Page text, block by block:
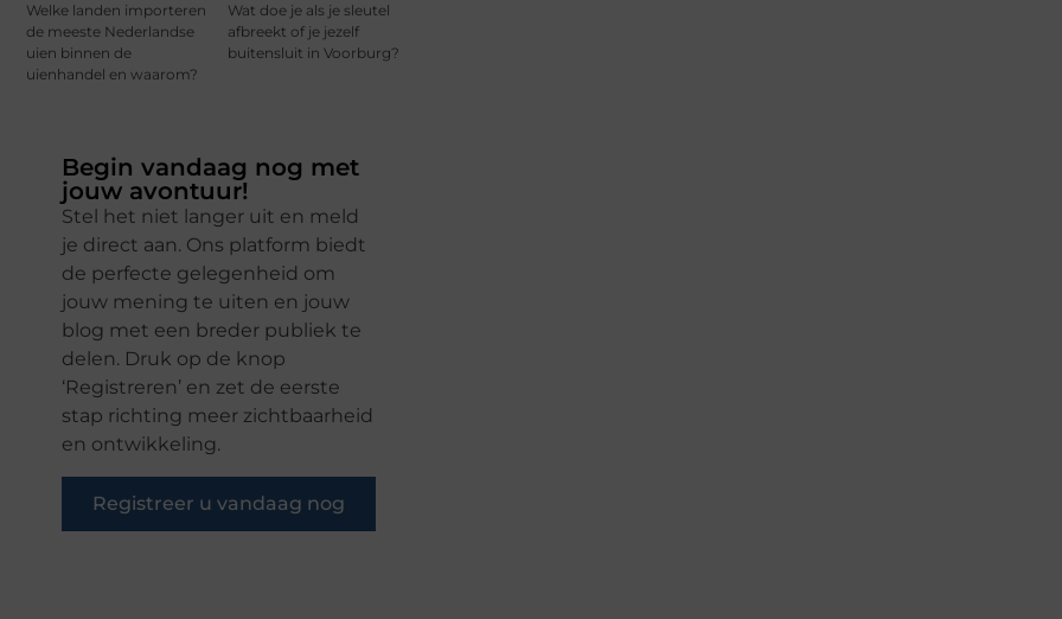
Welke landen importeren
de meeste Nederlandse
uien binnen de
uienhandel en waarom?
Wat doe je als je sleutel
afbreekt of je jezelf
buitensluit in Voorburg?
Begin vandaag nog met
jouw avontuur!
Stel het niet langer uit en meld
je direct aan. Ons platform biedt
de perfecte gelegenheid om
jouw mening te uiten en jouw
blog met een breder publiek te
delen. Druk op de knop
‘Registreren’ en zet de eerste
stap richting meer zichtbaarheid
en ontwikkeling.
Registreer u vandaag nog